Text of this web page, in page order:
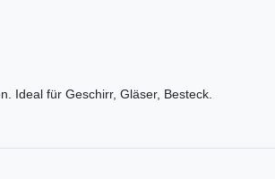
Ideal für Geschirr, Gläser, Besteck.